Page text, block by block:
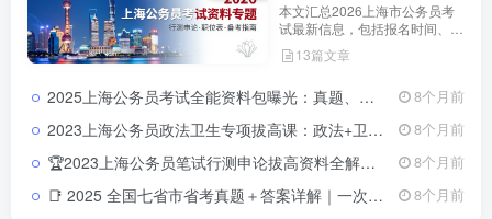
本文汇总2026上海市公务员考
试最新信息，包括报名时间、招
考公告、职位表、笔试科目及行
测申论备考指南。通过政策解读
天津市考特点，合理安排备考计
13篇文章
2025上海公务员考试全能资料包曝光：真题、申论、行测、政策全收录2025上海公务员考试全能资料包｜含历年真题+行测申论解析+市政热点合集｜教育学习网 8个月前
2023上海公务员政法卫生专项拔高课：政法+卫生+信息技术，一站掌握核心考点！📘 来源：教育学习网（jiaoyuxuexi.com ） 📦 资源类型：政法卫生专项提分资料 + 讲义 + 试看视频 📚 涵盖方向：卫生健康管理、信息技术、政法基础、基层人民警察专项等 8个月前
🏆2023上海公务员笔试行测申论拔高资料全解：提分必备📘来源：教育学习网（jiaoyuxuexi.com ） 📦资源类型：上海公务员笔试提分课程+讲义 📚覆盖方向：行测、申论、常识判断、数量关系、言语理解、判断推理、资料分析等全模块 8个月前
📑 2025 全国七省市省考真题＋答案详解｜一次拥有山东 · 浙江 ·四川 ·上海 ·北京 ·天津 ·江苏真题全套2025 全国省考真题全收录：七省市（山东 · 浙江 · 四川 · 上海 ·北京 ·天津 ·江苏）试卷＋详解 8个月前